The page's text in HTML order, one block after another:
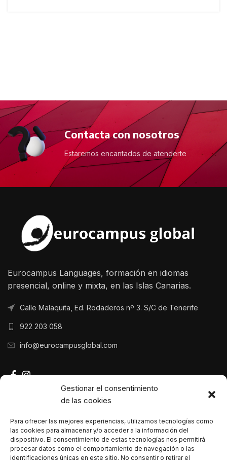
Gestionar el consentimiento
de las cookies
Para ofrecer las mejores experiencias, utilizamos tecnologías como
las cookies para almacenar y/o acceder a la información del
dispositivo. El consentimiento de estas tecnologías nos permitirá
procesar datos como el comportamiento de navegación o las
identificaciones únicas en este sitio. No consentir o retirar el
Contacta con nosotros
Estaremos encantados de atenderte
Eurocampus Languages, formación en idiomas
presencial, online y mixta, en las Islas Canarias.
Calle Malaquita, Ed. Rodaderos nº 3. S/C de Tenerife
922 203 058
info@eurocampusglobal.com
ÚLTIMOS POSTS
PRODUCTOS